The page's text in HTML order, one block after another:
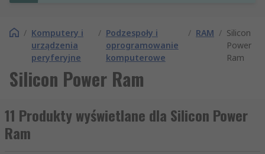
/ Komputery i
urządzenia
peryferyjne
/ Podzespoły i
oprogramowanie
komputerowe
/ RAM / Silicon
Power
Ram
Silicon Power Ram
11 Produkty wyświetlane dla Silicon Power
Ram